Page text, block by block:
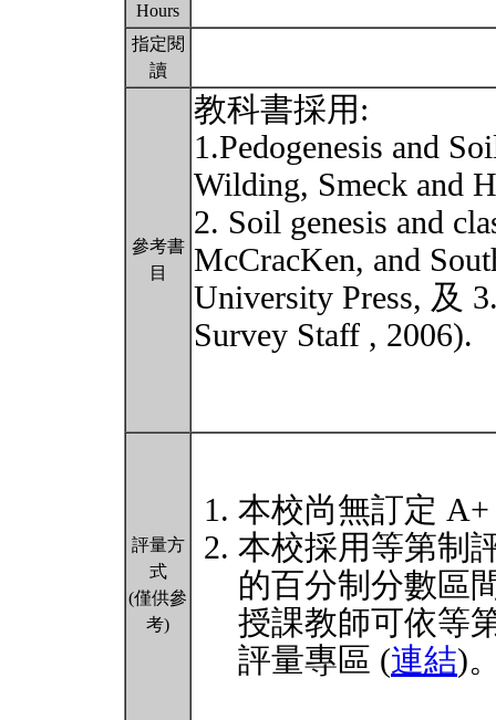
Hours
指定閱
讀
參考書
目
教科書採用:
1.Pedogenesis and
Wilding, Smeck and
2. Soil genesis and
McCracKen, and
University Press, 及
Survey Staff , 2006).
評量方
式
(僅供參
考)
本校尚無訂定
本校採用等第制
的百分制分數區
授課教師可依等
評量專區 (連結)